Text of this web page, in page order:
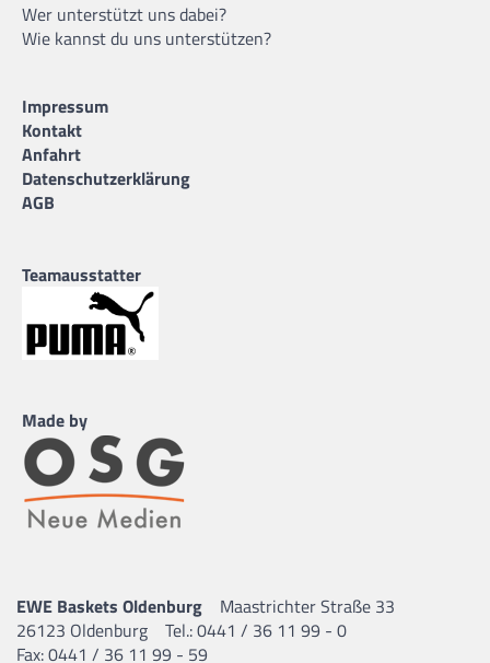
Wer unterstützt uns dabei?
Wie kannst du uns unterstützen?
Impressum
Kontakt
Anfahrt
Datenschutzerklärung
AGB
Teamausstatter
Made by
EWE Baskets Oldenburg
Maastrichter Straße 33
26123 Oldenburg
Tel.: 0441 / 36 11 99 - 0
Fax: 0441 / 36 11 99 - 59